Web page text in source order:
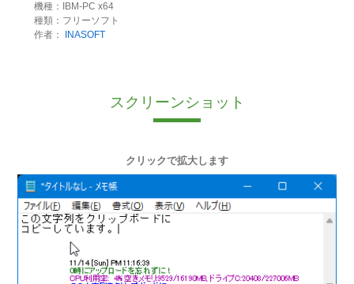
機種：IBM-PC x64
種類：フリーソフト
作者：
INASOFT
スクリーンショット
クリックで拡大します